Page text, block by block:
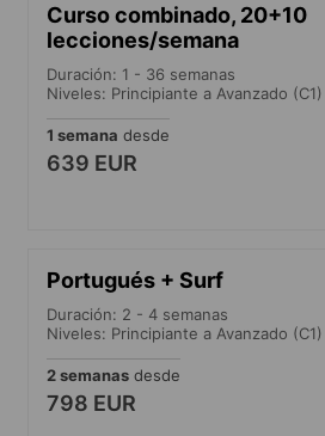
Curso combinado, 20+10
lecciones/semana
Duración: 1 - 36 semanas
Niveles: Principiante a Avanzado (C1)
1 semana desde
639 EUR
Portugués + Surf
Duración: 2 - 4 semanas
Niveles: Principiante a Avanzado (C1)
2 semanas desde
798 EUR